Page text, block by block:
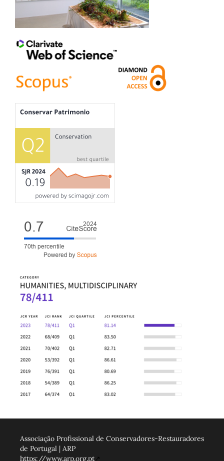
Associação Profissional de Conservadores-Restauradores
de Portugal | ARP
https://www.arp.org.pt↗